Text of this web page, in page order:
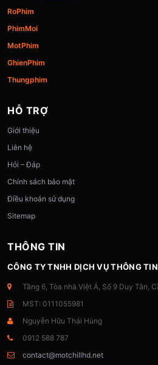
RoPhim
PhimMoi
MotPhim
GhienPhim
Thungphim
HỖ TRỢ
Giới thiệu
Liên hệ
Hỏi – Đáp
Chính sách bảo mật
Điều khoản sử dụng
Sitemap
THÔNG TIN
CÔNG TY TNHH DỊCH VỤ THÔNG
Tầng 6, Tòa nhà Việt Á, Số 9 Duy Tân,
MST: 0111055981
Nguyễn Hữu Thái Hùng
0912 588 787
contact@motchillhd.net